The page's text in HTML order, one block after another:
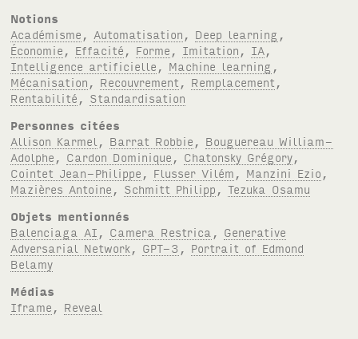
Notions
Académisme , Automatisation , Deep learning ,
Économie , Effacité , Forme , Imitation , IA,
Intelligence artificielle , Machine learning ,
Mécanisation , Recouvrement , Remplacement ,
Rentabilité , Standardisation
Personnes citées
Allison Karmel , Barrat Robbie , Bouguereau William-
Adolphe , Cardon Dominique , Chatonsky Grégory,
Cointet Jean-Philippe , Flusser Vilém , Manzini Ezio ,
Mazières Antoine , Schmitt Philipp ,Tezuka Osamu
Objets mentionnés
Balenciaga AI , Camera Restrica , Generative
Adversarial Network, GPT-3 , Portrait of Edmond
Belamy
Médias
Iframe , Reveal